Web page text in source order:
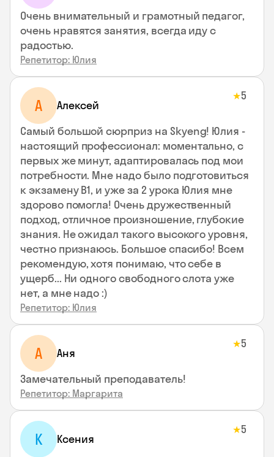
Очень внимательный и грамотный педагог,
очень нравятся занятия, всегда иду с
радостью.
Репетитор: Юлия
А Алексей
★5
Самый большой сюрприз на Skyeng! Юлия -
настоящий профессионал: моментально, с
первых же минут, адаптировалась под мои
потребности. Мне надо было подготовиться
к экзамену В1, и уже за 2 урока Юлия мне
здорово помогла! Очень дружественный
подход, отличное произношение, глубокие
знания. Не ожидал такого высокого уровня,
честно признаюсь. Большое спасибо! Всем
рекомендую, хотя понимаю, что себе в
ущерб... Ни одного свободного слота уже
нет, а мне надо :)
Репетитор: Юлия
А Аня
★5
Замечательный преподаватель!
Репетитор: Маргарита
К Ксения
★5